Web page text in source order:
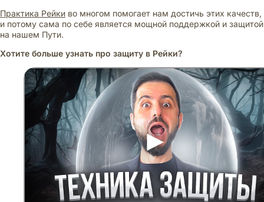
Практика Рейки во многом помогает нам достичь этих качеств,
и потому сама по себе является мощной поддержкой и защитой
на нашем Пути.
Хотите больше узнать про защиту в Рейки?